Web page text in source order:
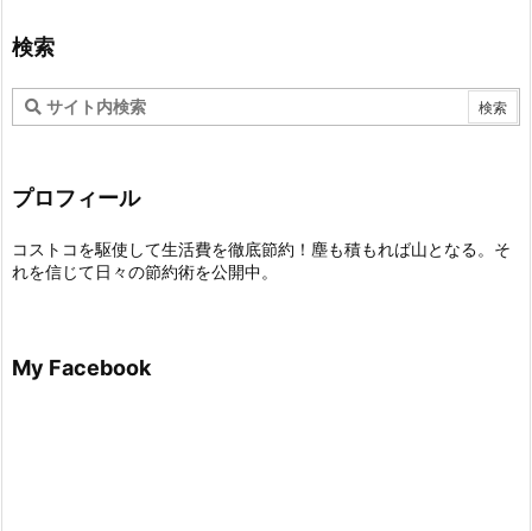
検索
プロフィール
コストコを駆使して生活費を徹底節約！塵も積もれば山となる。そ
れを信じて日々の節約術を公開中。
My Facebook